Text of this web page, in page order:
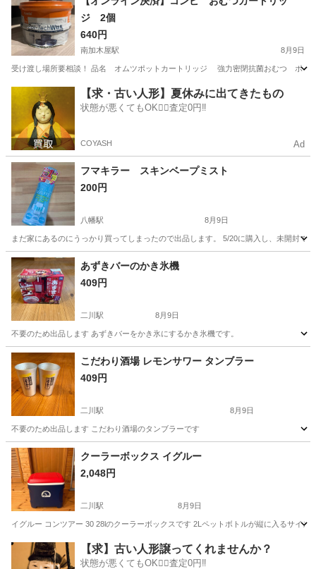
ジ 2個
640円
南加木屋駅 8月9日
受け渡し場所要相談！ 品名 オムツポットカートリッジ 強力密閉抗菌おむつ ポイテ
南加木屋駅 家庭用品
【求・古い人形】夏休みに出てきたもの
状態が悪くてもOK🙆‍♀️査定0円‼️
COYASH Ad
フマキラー スキンベープミスト
200円
八幡駅 8月9日
まだ家にあるのにうっかり買ってしまったので出品します。 5/20に購入し、未開封
愛知 豊川市 八幡駅 その他 価格
あずきバーのかき氷機
409円
二川駅 8月9日
不要のため出品します あずきバーをかき氷にするかき氷機です。
愛知 豊橋市 二川駅 調理器具 かき氷
こだわり酒場 レモンサワー タンブラー
409円
二川駅 8月9日
不要のため出品します こだわり酒場のタンブラーです
愛知 豊橋市 二川駅 食器 酒場
クーラーボックス イグルー
2,048円
二川駅 8月9日
イグルー コンツアー 30 28lのクーラーボックスです 2Lペットボトルが縦に入るサイズ
愛知 豊橋市 二川駅 家庭用品
【求】古い人形譲ってくれませんか？
状態が悪くてもOK🙆‍♀️査定0円‼️